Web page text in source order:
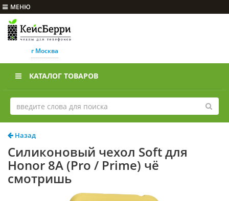
МЕНЮ
г Москва
КАТАЛОГ ТОВАРОВ
Назад
Силиконовый чехол Soft для
Honor 8A (Pro / Prime) чё
смотришь